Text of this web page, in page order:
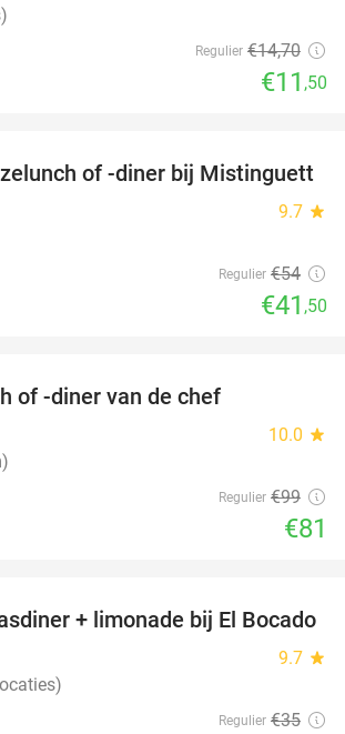
Regulier €14,70
€11 ,50
23%
of -diner bij Mistinguett
9.7 star
Regulier €54
€41 ,50
of -diner van de chef
10.0 star
Regulier €99
€81
26%
+ limonade bij El Bocado
9.7 star
Regulier €35